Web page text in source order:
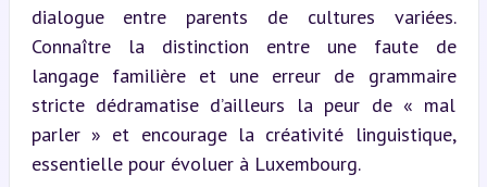
dialogue entre parents de cultures variées.
Connaître la distinction entre une faute de
langage familière et une erreur de grammaire
stricte dédramatise d’ailleurs la peur de « mal
parler » et encourage la créativité linguistique,
essentielle pour évoluer à Luxembourg.